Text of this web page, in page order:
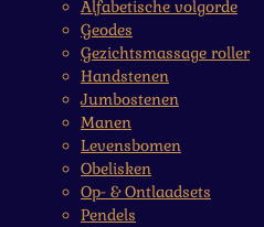
Alfabetische volgorde
Geodes
Gezichtsmassage roller
Handstenen
Jumbostenen
Manen
Levensbomen
Obelisken
Op- & Ontlaadsets
Pendels